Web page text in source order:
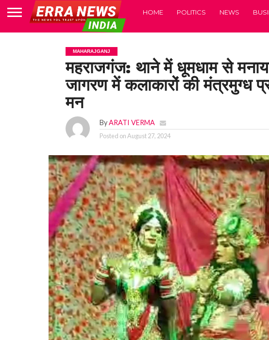
HOME POLITICS NEWS
MAHARAJGANJ
महराजगंज: थाने में धूमधाम से
जागरण में कलाकारों की मंत्रमुग्ध
मन
ByARATI VERMA
Posted onAugust 27, 2024